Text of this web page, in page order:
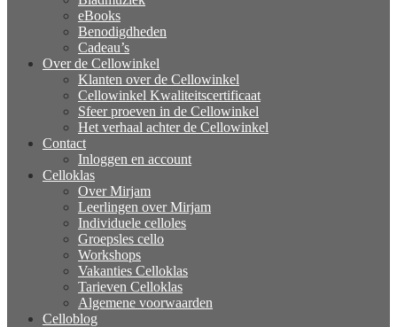
eBooks
Benodigdheden
Cadeau’s
Over de Cellowinkel
Klanten over de Cellowinkel
Cellowinkel Kwaliteitscertificaat
Sfeer proeven in de Cellowinkel
Het verhaal achter de Cellowinkel
Contact
Inloggen en account
Celloklas
Over Mirjam
Leerlingen over Mirjam
Individuele celloles
Groepsles cello
Workshops
Vakanties Celloklas
Tarieven Celloklas
Algemene voorwaarden
Celloblog